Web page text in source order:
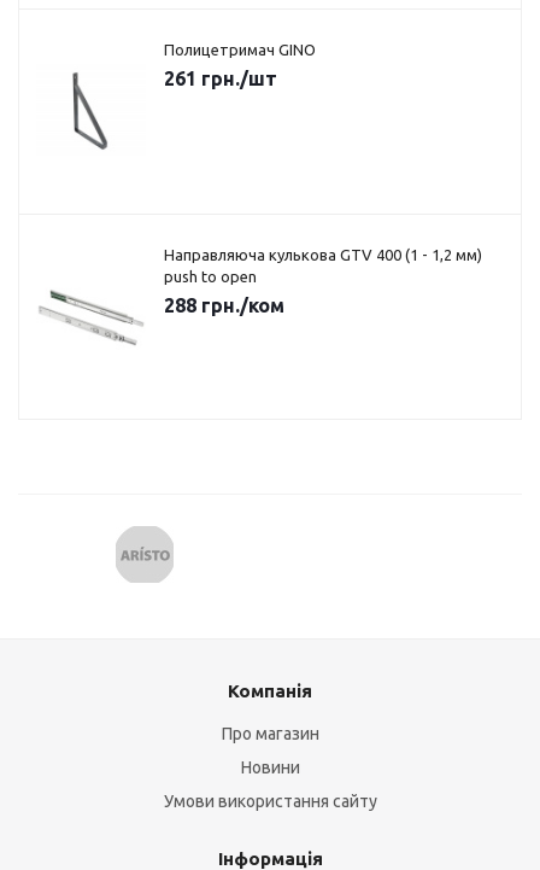
Полицетримач GINO
261 грн./шт
Направляюча кулькова GTV 400 (1 - 1,2 мм)
push to open
288 грн./ком
Компанія
Про магазин
Новини
Умови використання сайту
Інформація